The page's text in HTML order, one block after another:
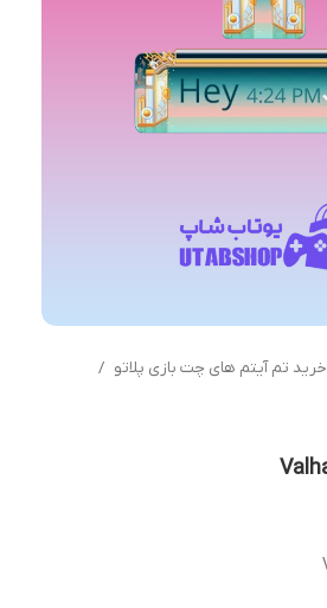
خرید تم آیتم های چت بازی پلاتو